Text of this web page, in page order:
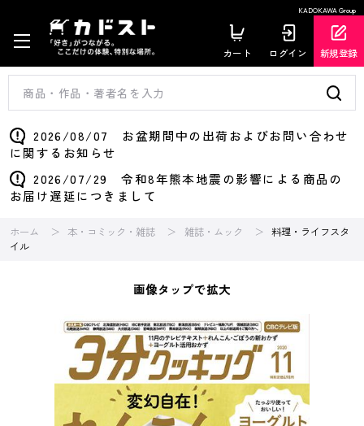
KADOKAWA Group
カート ログイン 新規登録
2026/08/07 お盆期間中の出荷およびお問い合わせ
に関するお知らせ
2026/07/29 令和8年熊本地震の影響による商品の
お届け遅延につきまして
ホーム 本・コミック・雑誌 雑誌・ムック
料理・ライフスタ
イル
画像タップで拡大